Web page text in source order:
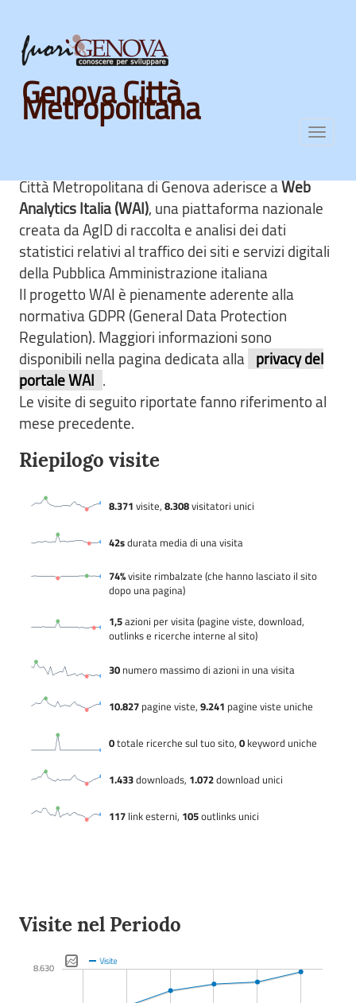
Skip
main
content
Genova Città
Metropolitana
Statistiche del sito
Città Metropolitana di Genova aderisce aWeb
Analytics Italia (WAI), una piattaforma nazionale
creata da AgID di raccolta e analisi dei dati
statistici relativi al traffico dei siti e servizi digitali
della Pubblica Amministrazione italiana
Il progetto WAI è pienamente aderente alla
normativa GDPR (General Data Protection
Regulation). Maggiori informazioni sono
disponibili nella pagina dedicata alla privacy del
portale WAI .
Le visite di seguito riportate fanno riferimento al
mese precedente.
Riepilogo visite
Visite nel Periodo